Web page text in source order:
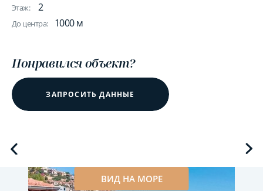
Этаж: 2
До центра: 1000 м
Понравился объект?
ЗАПРОСИТЬ ДАННЫЕ
ВИД НА МОРЕ